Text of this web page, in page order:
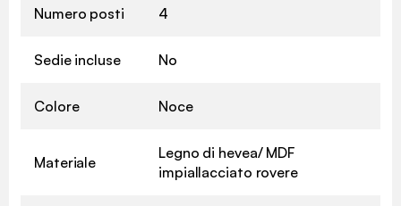
Numero posti 4
Sedie incluse No
Colore Noce
Materiale
Legno di hevea/ MDF
impiallacciato rovere